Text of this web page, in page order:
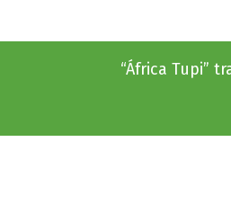
“África Tupi”